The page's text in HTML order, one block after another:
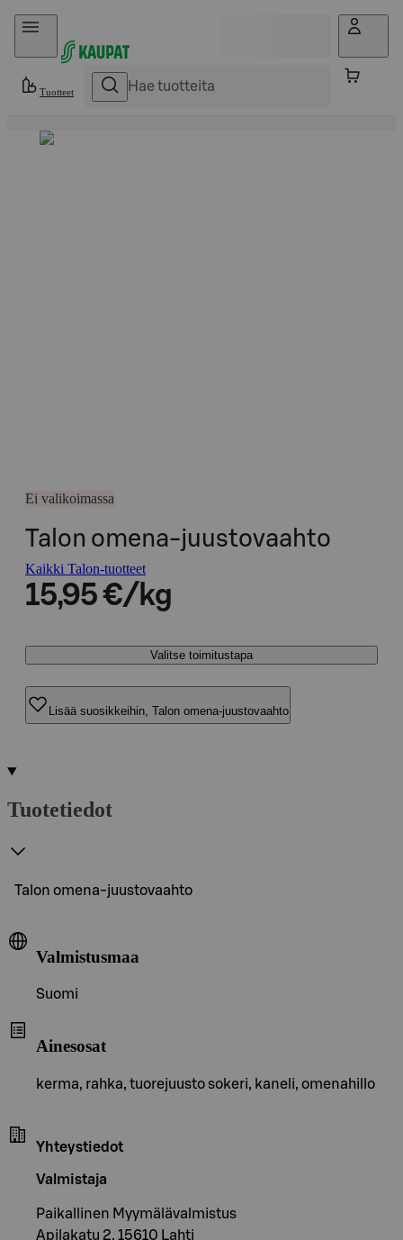
Hyppää sisältöön
Tuotteet
Ei valikoimassa
Talon omena-juustovaahto
Kaikki Talon-tuotteet
15,95 €/kg
Valitse toimitustapa
Lisää suosikkeihin, Talon omena-juustovaahto
Tuotetiedot
Talon omena-juustovaahto
Valmistusmaa
Suomi
Ainesosat
kerma, rahka, tuorejuusto sokeri, kaneli, omenahillo
Yhteystiedot
Valmistaja
Paikallinen Myymälävalmistus
Apilakatu 2, 15610 Lahti